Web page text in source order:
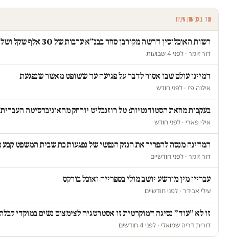
עוד באלימות מינית
רשות האוכלוסין דרשה מקורבן סחר בבנ״א ערבות של 30 אלף שקל ושלחה פקחים לבדוק אם "חזרה לזנות"
דור זומר · לפני 4 שבועות
דמיינו עולם שבו אסור לדבר על פגיעה עד ששופט מאשר שנפגעת
אילנה פז · לפני חודש
בעקבות מחאת הסטודנטיות: טל רוזנבליט יורחק מהאוניברסיטה העברית
אילי פארי · לפני חודש
המדינה מנסה להפריך את הנזק הנפשי של נפגעות כת שבית המשפט קבע
דור זומר · לפני חודשיים
עבריין מין מורשע יושב מולי בספרייה ואוכל בורקס
עילי אבידר · לפני חודשיים
זו לא ״עוד״ נסיגה דמוקרטית זו אסטרטגיה לצימצום נשים במוקדי
דורית דריה שמואלי · לפני 4 חודשים